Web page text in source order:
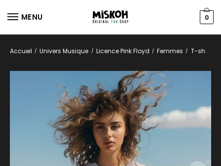
MENU 0
Accueil / Univers Musique / Licence Pink Floyd / Femmes / T-shirts